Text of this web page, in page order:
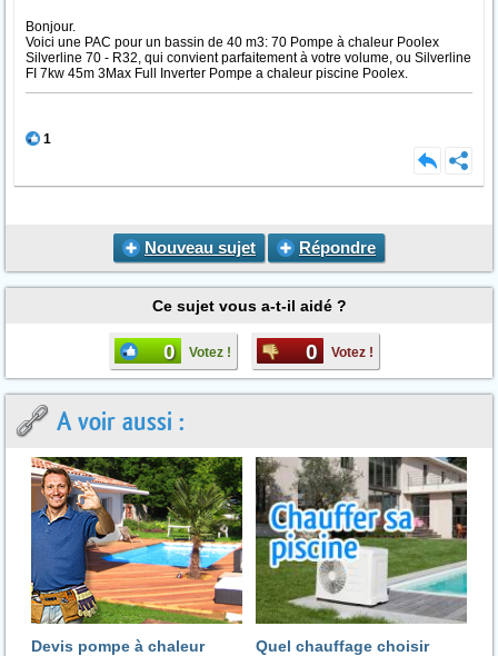
Bonjour.
Voici une PAC pour un bassin de 40 m3: 70 Pompe à chaleur Poolex
Silverline 70 - R32, qui convient parfaitement à votre volume, ou Silverline
FI 7kw 45m 3Max Full Inverter Pompe a chaleur piscine Poolex.
1
Nouveau sujet Répondre
Ce sujet vous a-t-il aidé ?
0 Votez ! 0 Votez !
A voir aussi :
Devis pompe à chaleur
Quel chauffage choisir